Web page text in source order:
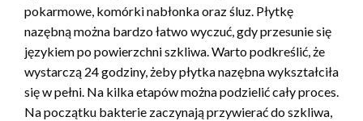
pokarmowe, komórki nabłonka oraz śluz. Płytkę
nazębną można bardzo łatwo wyczuć, gdy przesunie się
językiem po powierzchni szkliwa. Warto podkreślić, że
wystarczą 24 godziny, żeby płytka nazębna wykształciła
się w pełni. Na kilka etapów można podzielić cały proces.
Na początku bakterie zaczynają przywierać do szkliwa,